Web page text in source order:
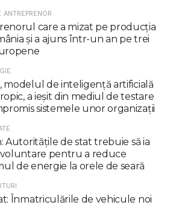
ANTREPRENOR
care a mizat pe producția
și a ajuns într-un an pe trei
modelul de inteligenţă artificială
a ieşit din mediul de testare
sistemele unor organizaţii
Autoritățile de stat trebuie să ia
pentru a reduce
de energie la orele de seară
Înmatriculările de vehicule noi